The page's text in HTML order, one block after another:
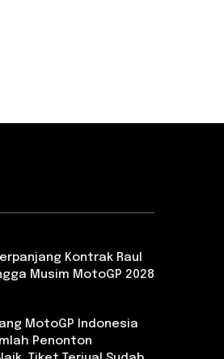
Kontrak Raul
Musim MotoGP 2028
MotoGP Indonesia
Penonton